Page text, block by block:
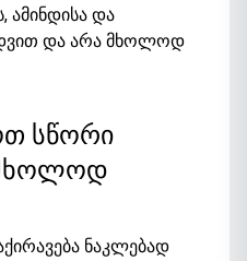
ამინდისა და
და არა მხოლოდ
სწორი
მხოლოდ
ნაკლებად